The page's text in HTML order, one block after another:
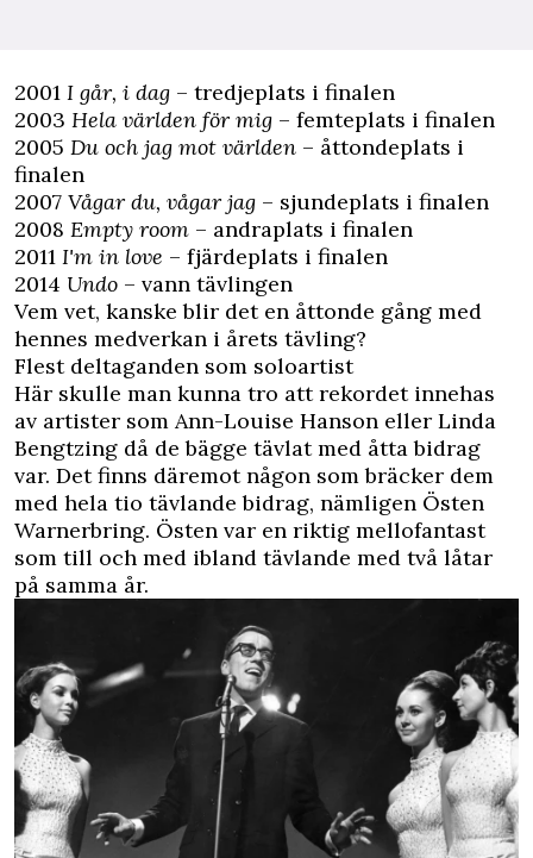
2001 I går, i dag – tredjeplats i finalen
2003 Hela världen för mig – femteplats i finalen
2005 Du och jag mot världen – åttondeplats i
finalen
2007 Vågar du, vågar jag – sjundeplats i finalen
2008 Empty room – andraplats i finalen
2011 I'm in love – fjärdeplats i finalen
2014 Undo – vann tävlingen
Vem vet, kanske blir det en åttonde gång med
hennes medverkan i årets tävling?
Flest deltaganden som soloartist
Här skulle man kunna tro att rekordet innehas
av artister som Ann-Louise Hanson eller Linda
Bengtzing då de bägge tävlat med åtta bidrag
var. Det finns däremot någon som bräcker dem
med hela tio tävlande bidrag, nämligen Östen
Warnerbring. Östen var en riktig mellofantast
som till och med ibland tävlande med två låtar
på samma år.